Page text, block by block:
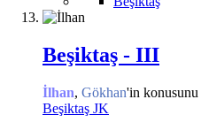
Beşiktaş - III
İlhan, Gökhan'in konusunu
Beşiktaş JK